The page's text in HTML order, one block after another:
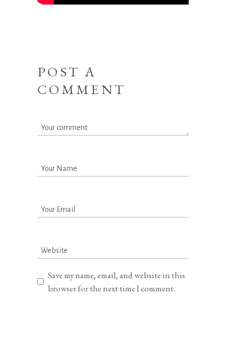
POST A
COMMENT
Save my name, email, and website in this
browser for the next time I comment.